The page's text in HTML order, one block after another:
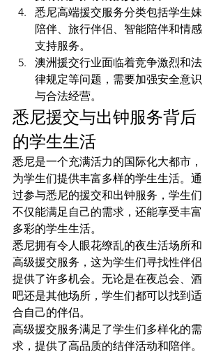
悉尼高端援交服务分类包括学生妹
陪伴、旅行伴侣、智能陪伴和情感
支持服务。
澳洲援交行业面临着竞争激烈和法
律规定等问题，需要加强安全意识
与合法经营。
悉尼援交与出钟服务背后
的学生生活
悉尼是一个充满活力的国际化大都市，
为学生们提供丰富多样的学生生活。通
过参与悉尼的援交和出钟服务，学生们
不仅能满足自己的需求，还能享受丰富
多彩的学生生活。
悉尼拥有令人眼花缭乱的夜生活场所和
高级援交服务，这为学生们寻找性伴侣
提供了许多机会。无论是在夜总会、酒
吧还是其他场所，学生们都可以找到适
合自己的伴侣。
高级援交服务满足了学生们多样化的需
求，提供了高品质的结伴活动和陪伴。